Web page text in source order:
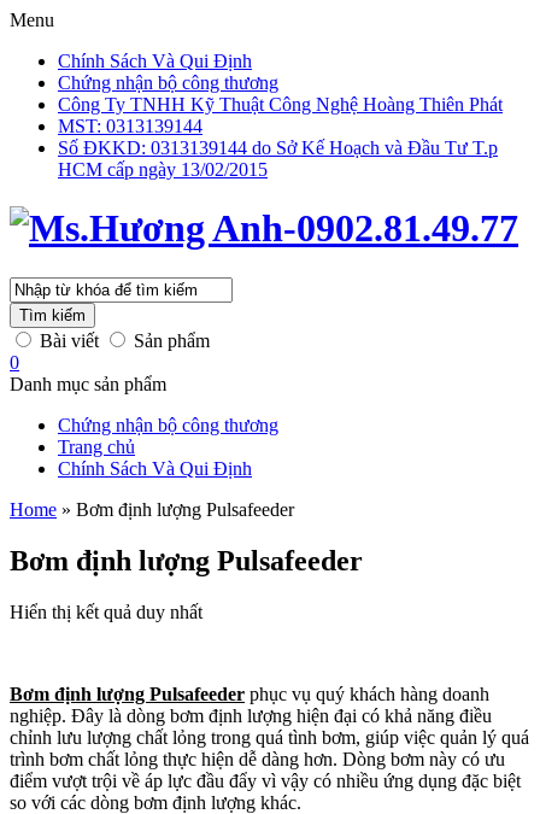
Menu
Chính Sách Và Qui Định
Chứng nhận bộ công thương
Công Ty TNHH Kỹ Thuật Công Nghệ Hoàng Thiên Phát
MST: 0313139144
Số ĐKKD: 0313139144 do Sở Kế Hoạch và Đầu Tư T.p
HCM cấp ngày 13/02/2015
Tìm kiếm
Bài viết
Sản phẩm
0
Danh mục sản phẩm
Chứng nhận bộ công thương
Trang chủ
Chính Sách Và Qui Định
Home » Bơm định lượng Pulsafeeder
Bơm định lượng Pulsafeeder
Hiển thị kết quả duy nhất
Bơm định lượng Pulsafeeder phục vụ quý khách hàng doanh
nghiệp. Đây là dòng bơm định lượng hiện đại có khả năng điều
chỉnh lưu lượng chất lỏng trong quá tình bơm, giúp việc quản lý quá
trình bơm chất lỏng thực hiện dễ dàng hơn. Dòng bơm này có ưu
điểm vượt trội về áp lực đầu đẩy vì vậy có nhiều ứng dụng đặc biệt
so với các dòng bơm định lượng khác.